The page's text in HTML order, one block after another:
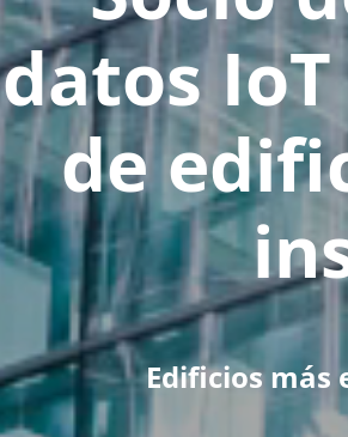
datos
de
Edificios más